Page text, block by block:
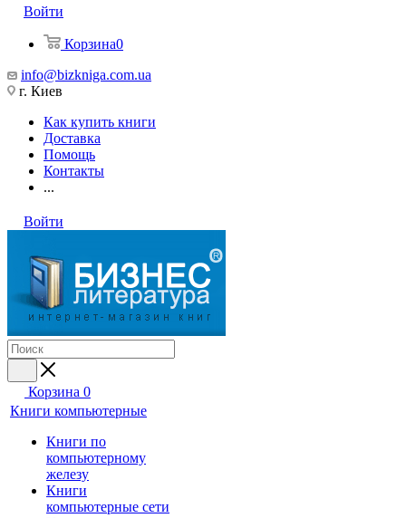
Войти
Корзина0
info@bizkniga.com.ua
г. Киев
Как купить книги
Доставка
Помощь
Контакты
...
Войти
Корзина 0
Книги компьютерные
Книги по
компьютерному
железу
Книги
компьютерные сети